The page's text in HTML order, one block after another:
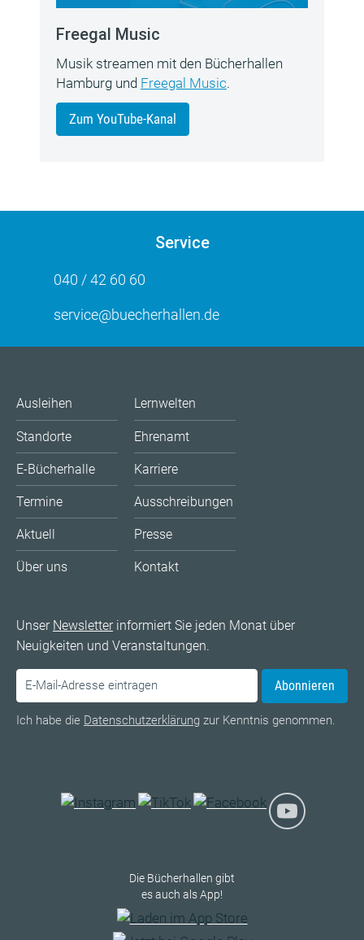
Freegal Music
Musik streamen mit den Bücherhallen
Hamburg und Freegal Music.
Zum YouTube-Kanal
Service
040 / 42 60 60
service@buecherhallen.de
Ausleihen
Standorte
E-Bücherhalle
Termine
Aktuell
Über uns
Lernwelten
Ehrenamt
Karriere
Ausschreibungen
Presse
Kontakt
Unser Newsletterinformiert Sie jeden Monat über
Neuigkeiten und Veranstaltungen.
Abonnieren
Ich habe die Datenschutzerklärung zur Kenntnis genommen.
Die Bücherhallen gibt
es auch als App!